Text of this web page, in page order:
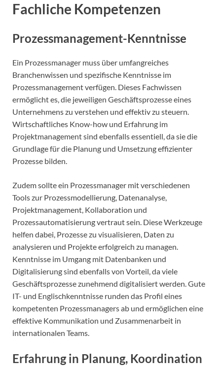
Fachliche Kompetenzen
Prozessmanagement-Kenntnisse
Ein Prozessmanager muss über umfangreiches
Branchenwissen und spezifische Kenntnisse im
Prozessmanagement verfügen. Dieses Fachwissen
ermöglicht es, die jeweiligen Geschäftsprozesse eines
Unternehmens zu verstehen und effektiv zu steuern.
Wirtschaftliches Know-how und Erfahrung im
Projektmanagement sind ebenfalls essentiell, da sie die
Grundlage für die Planung und Umsetzung effizienter
Prozesse bilden.
Zudem sollte ein Prozessmanager mit verschiedenen
Tools zur Prozessmodellierung, Datenanalyse,
Projektmanagement, Kollaboration und
Prozessautomatisierung vertraut sein. Diese Werkzeuge
helfen dabei, Prozesse zu visualisieren, Daten zu
analysieren und Projekte erfolgreich zu managen.
Kenntnisse im Umgang mit Datenbanken und
Digitalisierung sind ebenfalls von Vorteil, da viele
Geschäftsprozesse zunehmend digitalisiert werden. Gute
IT- und Englischkenntnisse runden das Profil eines
kompetenten Prozessmanagers ab und ermöglichen eine
effektive Kommunikation und Zusammenarbeit in
internationalen Teams.
Erfahrung in Planung, Koordination